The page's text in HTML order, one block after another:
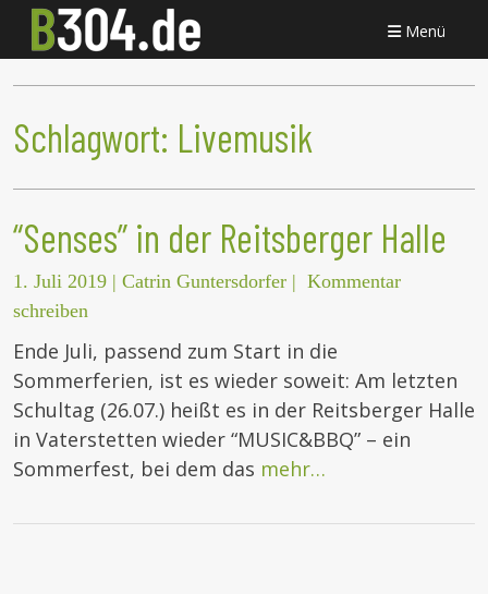
Menü
Schlagwort: Livemusik
“Senses” in der Reitsberger Halle
1. Juli 2019 | Catrin Guntersdorfer | Kommentar
schreiben
Ende Juli, passend zum Start in die
Sommerferien, ist es wieder soweit: Am letzten
Schultag (26.07.) heißt es in der Reitsberger Halle
in Vaterstetten wieder “MUSIC&BBQ” – ein
Sommerfest, bei dem das mehr…